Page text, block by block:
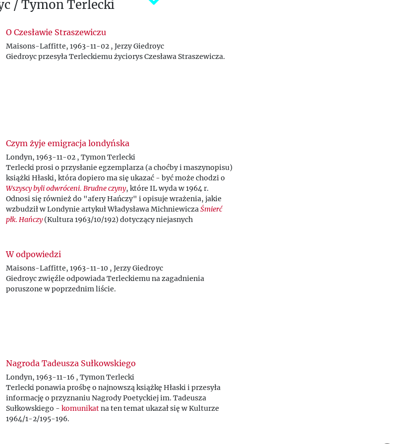
Ż
/ Tymon Terlecki
O Czesławie Straszewiczu
Maisons-Laffitte, 1963-11-02 , Jerzy Giedroyc
Giedroyc przesyła Terleckiemu życiorys Czesława Straszewicza.
Czym żyje emigracja londyńska
Londyn, 1963-11-02 , Tymon Terlecki
Terlecki prosi o przysłanie egzemplarza (a choćby i maszynopisu)
książki Hłaski, która dopiero ma się ukazać - być może chodzi o
Wszyscy byli odwróceni. Brudne czyny, które IL wyda w 1964 r.
Odnosi się również do "afery Hańczy" i opisuje wrażenia, jakie
wzbudził w Londynie artykuł Władysława MichniewiczaŚmierć
płk. Hańczy(Kultura 1963/10/192) dotyczący niejasnych
W odpowiedzi
Maisons-Laffitte, 1963-11-10 , Jerzy Giedroyc
Giedroyc zwięźle odpowiada Terleckiemu na zagadnienia
poruszone w poprzednim liście.
Nagroda Tadeusza Sułkowskiego
Londyn, 1963-11-16 , Tymon Terlecki
Terlecki ponawia prośbę o najnowszą książkę Hłaski i przesyła
informację o przyznaniu Nagrody Poetyckiej im. Tadeusza
Sułkowskiego - komunikatna ten temat ukazał się w Kulturze
1964/1-2/195-196.